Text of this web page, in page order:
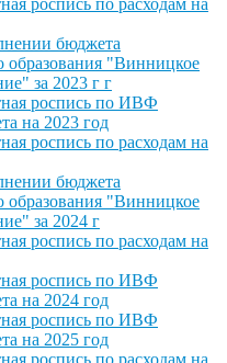
роспись по расходам на
бюджета
образования "Винницкое
за 2023 г г
роспись по ИВФ
на 2023 год
роспись по расходам на
бюджета
образования "Винницкое
за 2024 г
роспись по расходам на
роспись по ИВФ
на 2024 год
роспись по ИВФ
на 2025 год
роспись по расходам на